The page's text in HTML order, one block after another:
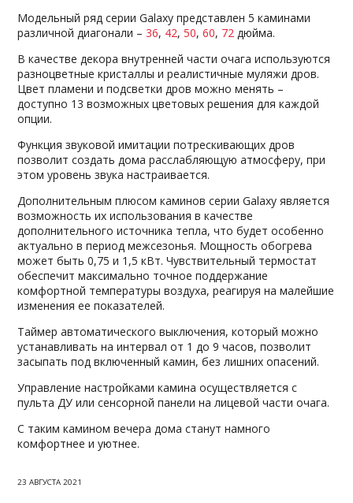
Модельный ряд серии Galaxy представлен 5 каминами
различной диагонали –36, 42,50,60, 72 дюйма.
В качестве декора внутренней части очага используются
разноцветные кристаллы и реалистичные муляжи дров.
Цвет пламени и подсветки дров можно менять –
доступно 13 возможных цветовых решения для каждой
опции.
Функция звуковой имитации потрескивающих дров
позволит создать дома расслабляющую атмосферу, при
этом уровень звука настраивается.
Дополнительным плюсом каминов серии Galaxy является
возможность их использования в качестве
дополнительного источника тепла, что будет особенно
актуально в период межсезонья. Мощность обогрева
может быть 0,75 и 1,5 кВт. Чувствительный термостат
обеспечит максимально точное поддержание
комфортной температуры воздуха, реагируя на малейшие
изменения ее показателей.
Таймер автоматического выключения, который можно
устанавливать на интервал от 1 до 9 часов, позволит
засыпать под включенный камин, без лишних опасений.
Управление настройками камина осуществляется с
пульта ДУ или сенсорной панели на лицевой части очага.
С таким камином вечера дома станут намного
комфортнее и уютнее.
23 АВГУСТА 2021